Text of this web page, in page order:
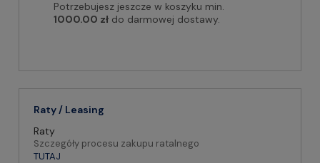
Potrzebujesz jeszcze w koszyku min.
1000.00 zł do darmowej dostawy.
Raty / Leasing
Raty
Szczegóły procesu zakupu ratalnego
TUTAJ